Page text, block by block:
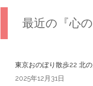
最近の『心
東京おのぼり散歩22 北
2025年12月31日